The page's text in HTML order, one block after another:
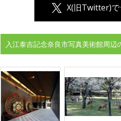
X(旧Twitter)で
入江泰吉記念奈良市写真美術館周辺